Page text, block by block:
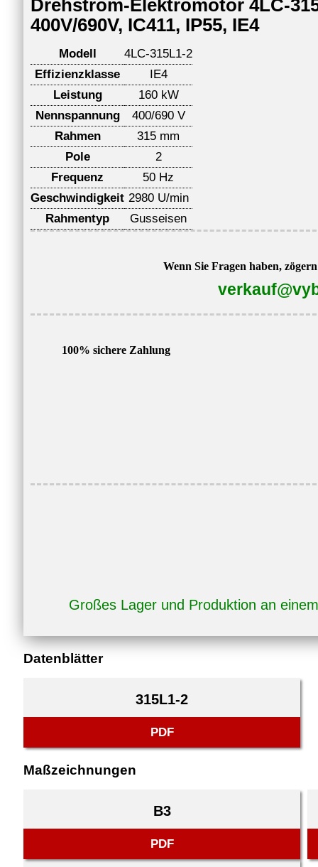
Drehstrom-Elektromotor 4LC-
400V/690V, IC411, IP55, IE4
Modell
4LC-315L1-2
Effizienzklasse
IE4
Leistung
160 kW
Nennspannung
400/690 V
Rahmen
315 mm
Pole
2
Frequenz
50 Hz
Geschwindigkeit 2980 U/min
Rahmentyp
Gusseisen
Wenn Sie Fragen haben,
100% sichere Zahlung
Großes Lager und Produktion an
Datenblätter
315L1-2
PDF
Maßzeichnungen
B3
PDF